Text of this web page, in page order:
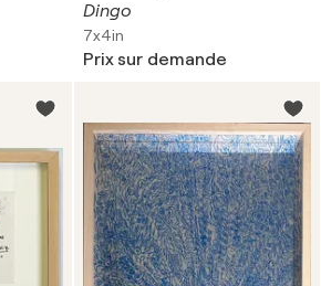
Dingo
7x4in
Prix sur demande